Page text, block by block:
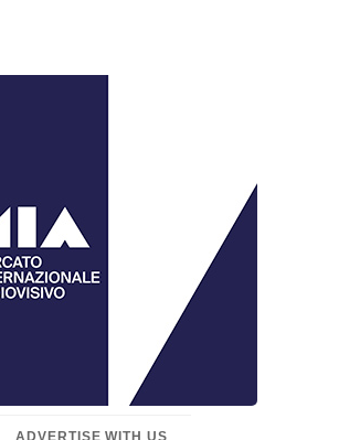
ADVERTISE WITH US